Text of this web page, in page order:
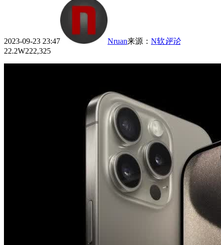
2023-09-23 23:47 Nruan来源 ： N软评论
22.2W222,325